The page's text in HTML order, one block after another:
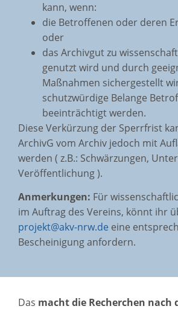
kann, wenn:
die Betroffenen oder deren
oder
das Archivgut zu
genutzt wird und durch
Maßnahmen sichergestellt
schutzwürdige Belange
beeinträchtigt werden.
Diese Verkürzung der Sperrfrist
ArchivG vom Archiv jedoch mit
werden ( z.B.: Schwärzungen,
Veröffentlichung ).
Anmerkungen: Für
im Auftrag des Vereins, könnt ihr
projekt@akv-nrw.de eine
Bescheinigung anfordern.
Das macht die Recherchen nach